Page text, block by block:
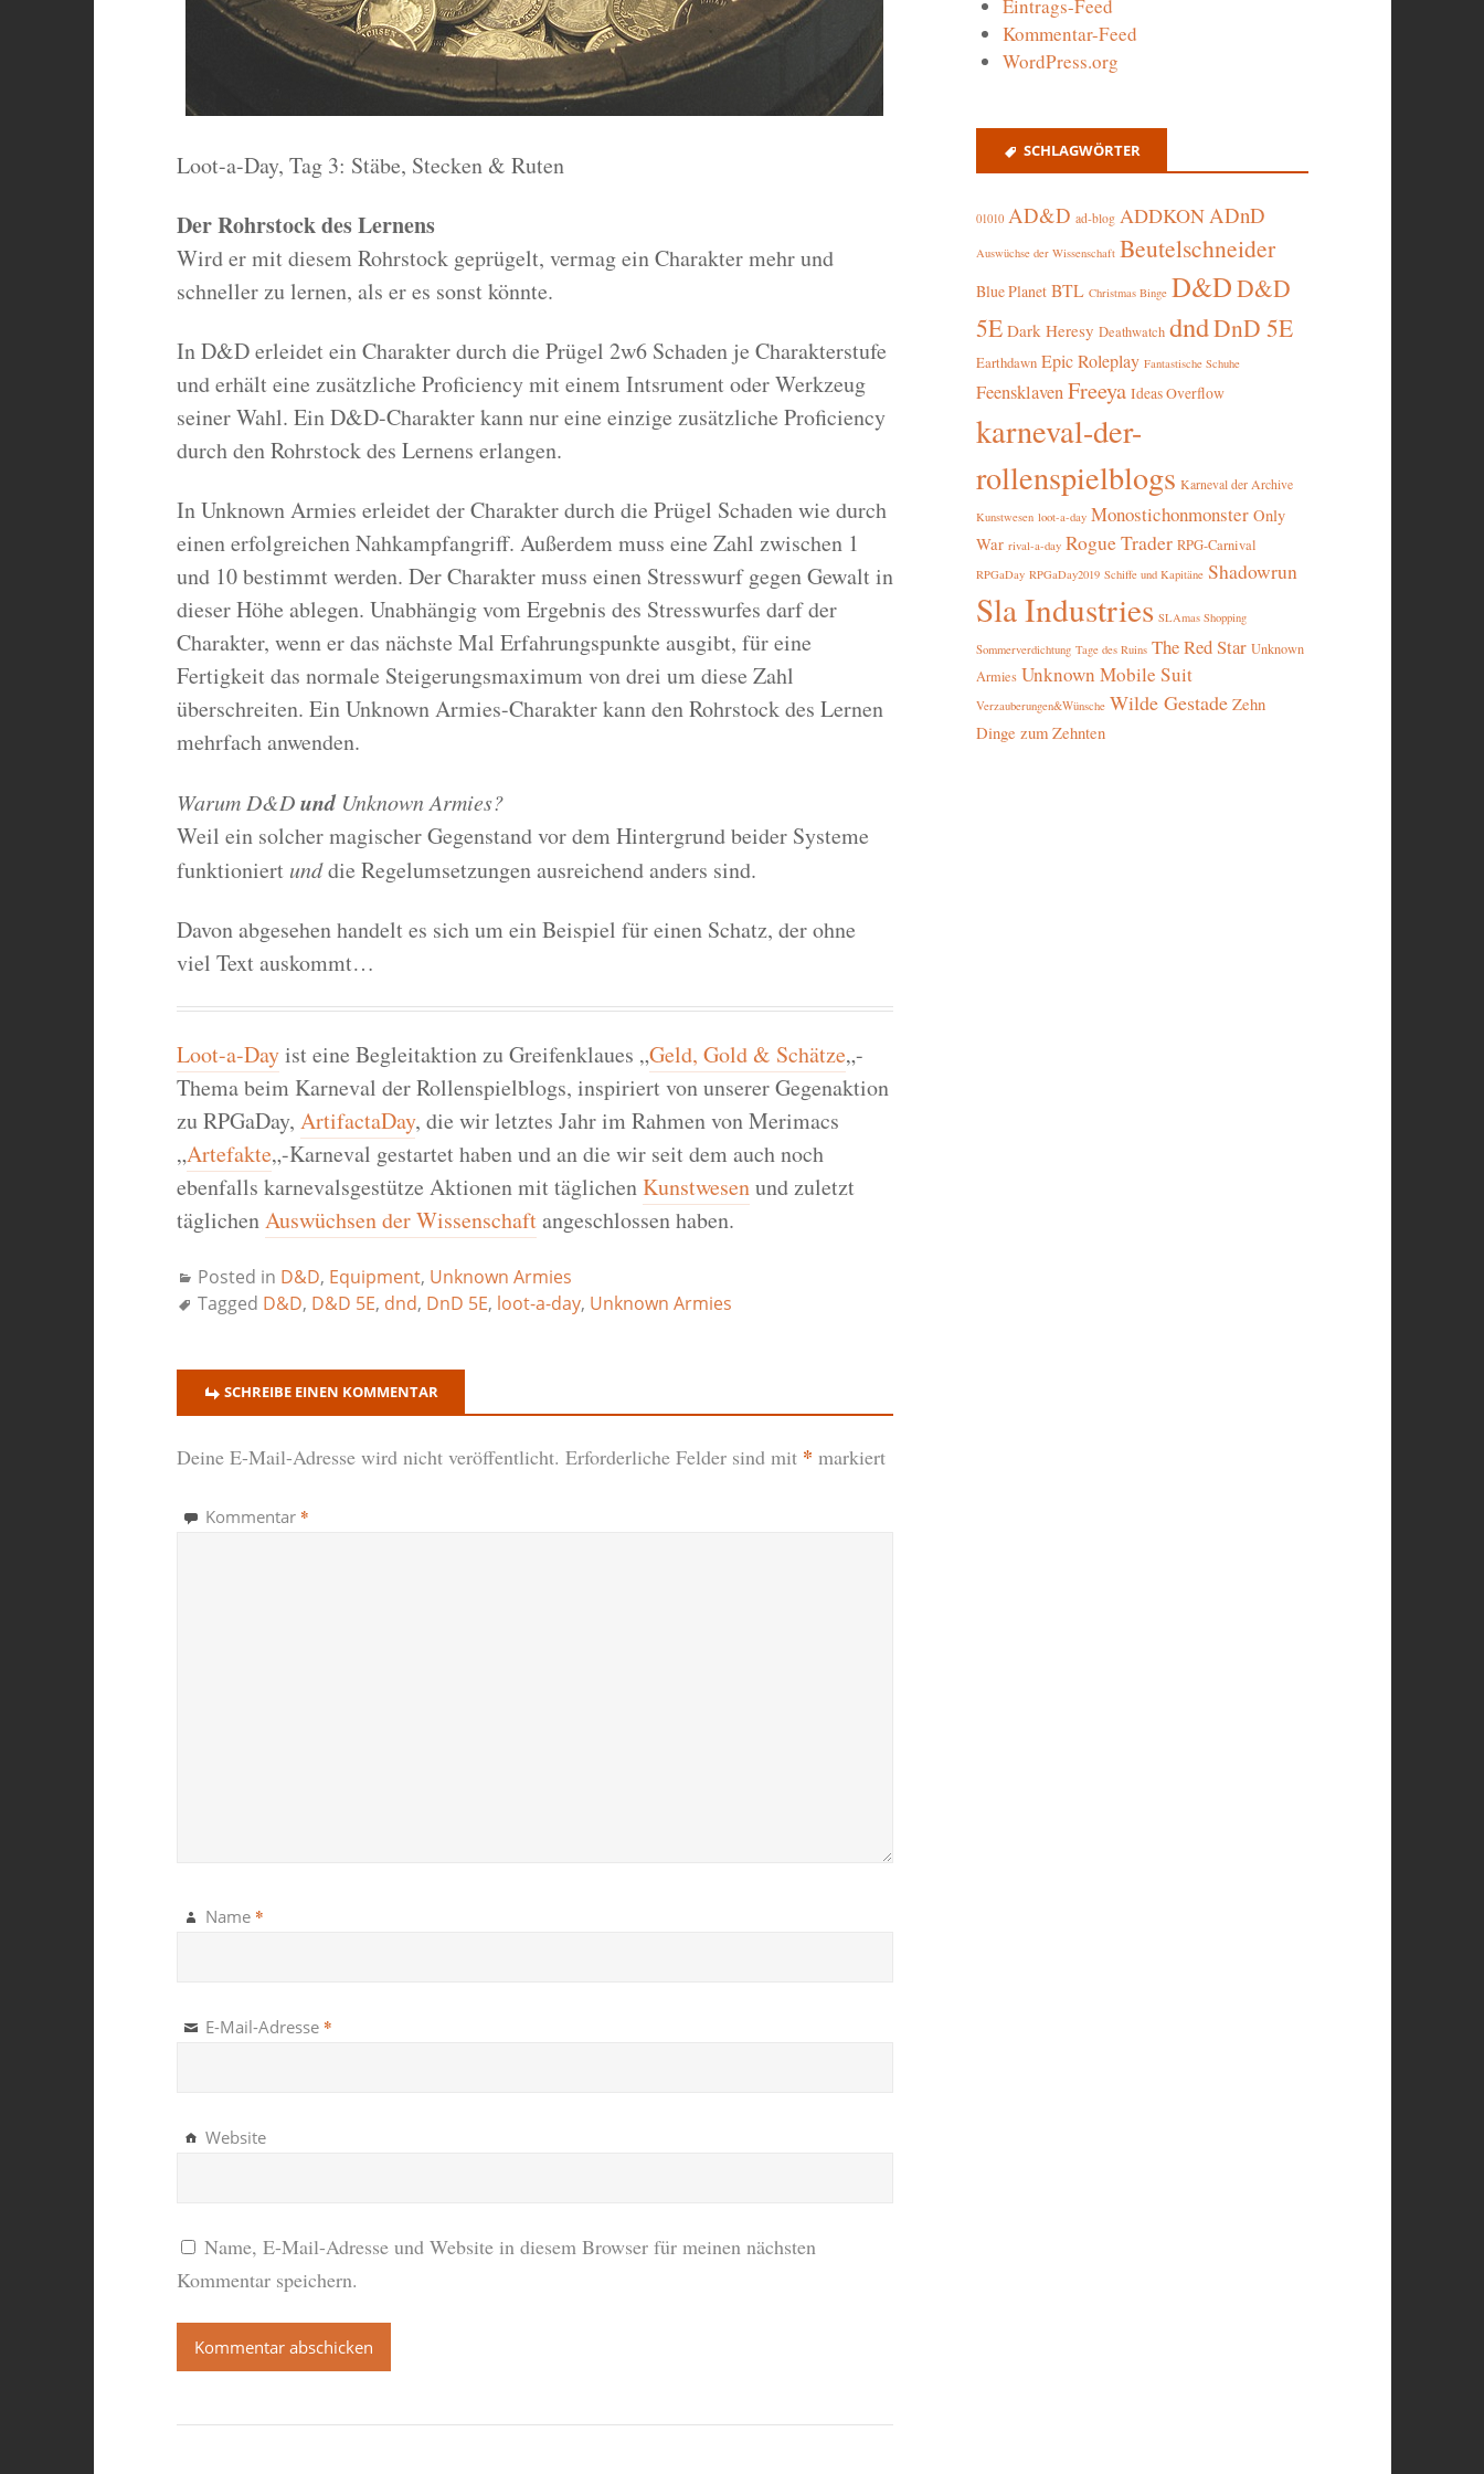
Loot-a-Day, Tag 3: Stäbe, Stecken & Ruten
Der Rohrstock des Lernens
Wird er mit diesem Rohrstock geprügelt, vermag ein Charakter mehr und
schneller zu lernen, als er es sonst könnte.
In D&D erleidet ein Charakter durch die Prügel 2w6 Schaden je Charakterstufe
und erhält eine zusätzliche Proficiency mit einem Intsrument oder Werkzeug
seiner Wahl. Ein D&D-Charakter kann nur eine einzige zusätzliche Proficiency
durch den Rohrstock des Lernens erlangen.
In Unknown Armies erleidet der Charakter durch die Prügel Schaden wie durch
einen erfolgreichen Nahkampfangriff. Außerdem muss eine Zahl zwischen 1
und 10 bestimmt werden. Der Charakter muss einen Stresswurf gegen Gewalt in
dieser Höhe ablegen. Unabhängig vom Ergebnis des Stresswurfes darf der
Charakter, wenn er das nächste Mal Erfahrungspunkte ausgibt, für eine
Fertigkeit das normale Steigerungsmaximum von drei um diese Zahl
überschreiten. Ein Unknown Armies-Charakter kann den Rohrstock des Lernen
mehrfach anwenden.
Warum D&DundUnknown Armies?
Weil ein solcher magischer Gegenstand vor dem Hintergrund beider Systeme
funktioniert unddie Regelumsetzungen ausreichend anders sind.
Davon abgesehen handelt es sich um ein Beispiel für einen Schatz, der ohne
viel Text auskommt…
Loot-a-Dayist eine Begleitaktion zu Greifenklaues „Geld, Gold & Schätze„-
Thema beim Karneval der Rollenspielblogs, inspiriert von unserer Gegenaktion
zu RPGaDay, ArtifactaDay, die wir letztes Jahr im Rahmen von Merimacs
„Artefakte„-Karneval gestartet haben und an die wir seit dem auch noch
ebenfalls karnevalsgestütze Aktionen mit täglichenKunstwesenund zuletzt
täglichenAuswüchsen der Wissenschaftangeschlossen haben.
Posted in D&D, Equipment, Unknown Armies
Tagged D&D, D&D 5E, dnd, DnD 5E, loot-a-day, Unknown Armies
SCHREIBE EINEN KOMMENTAR
Deine E-Mail-Adresse wird nicht veröffentlicht. Erforderliche Felder sind mit * markiert
Kommentar *
Name *
E-Mail-Adresse *
Website
Name, E-Mail-Adresse und Website in diesem Browser für meinen nächsten
Kommentar speichern.
Eintrags-Feed
Kommentar-Feed
WordPress.org
SCHLAGWÖRTER
01010 AD&D ad-blog ADDKONADnD
Auswüchse der Wissenschaft Beutelschneider
Blue Planet BTL Christmas Binge D&DD&D
5E Dark Heresy Deathwatch dndDnD 5E
Earthdawn Epic Roleplay Fantastische Schuhe
Feensklaven Freeya Ideas Overflow
karneval-der-
rollenspielblogs Karneval der Archive
Kunstwesen loot-a-day Monostichonmonster Only
War rival-a-day Rogue Trader RPG-Carnival
RPGaDay RPGaDay2019 Schiffe und Kapitäne Shadowrun
Sla Industries SLAmas Shopping
Sommerverdichtung Tage des Ruins The Red Star Unknown
Armies Unknown Mobile Suit
Verzauberungen&Wünsche Wilde Gestade Zehn
Dinge zum Zehnten